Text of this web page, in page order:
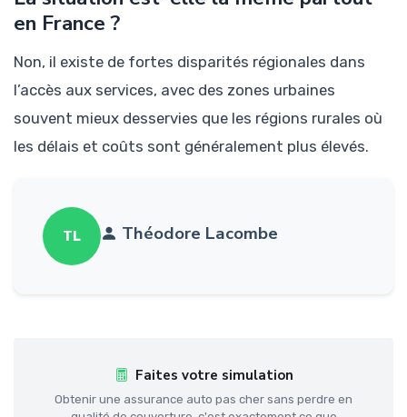
en France ?
Non, il existe de fortes disparités régionales dans
l’accès aux services, avec des zones urbaines
souvent mieux desservies que les régions rurales où
les délais et coûts sont généralement plus élevés.
TL Théodore Lacombe
Faites votre simulation
Obtenir une assurance auto pas cher sans perdre en